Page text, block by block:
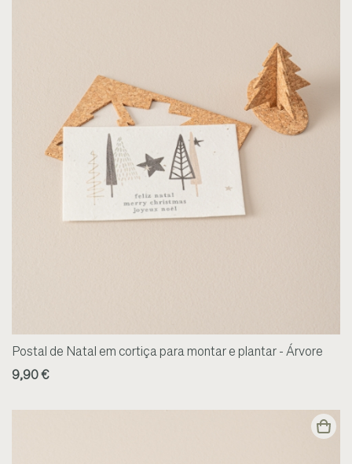
Postal de Natal em cortiça para montar e plantar - Árvore
9,90 €